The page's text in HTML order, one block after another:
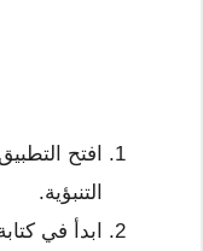
افتح
التنبؤية.
ابدأ في